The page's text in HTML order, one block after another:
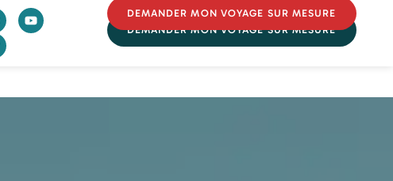
DEMANDER MON VOYAGE SUR MESURE
DEMANDER MON VOYAGE SUR MESURE